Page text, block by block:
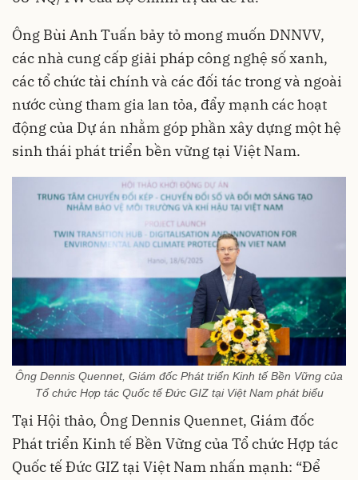
Ông Bùi Anh Tuấn bảy tỏ mong muốn DNNVV,
các nhà cung cấp giải pháp công nghệ số xanh,
các tổ chức tài chính và các đối tác trong và ngoài
nước cùng tham gia lan tỏa, đẩy mạnh các hoạt
động của Dự án nhằm góp phần xây dựng một hệ
sinh thái phát triển bền vững tại Việt Nam.
Ông Dennis Quennet, Giám đốc Phát triển Kinh tế Bền Vững của
Tổ chức Hợp tác Quốc tế Đức GIZ tại Việt Nam phát biểu
Tại Hội thảo, Ông Dennis Quennet, Giám đốc
Phát triển Kinh tế Bền Vững của Tổ chức Hợp tác
Quốc tế Đức GIZ tại Việt Nam nhấn mạnh: “Để